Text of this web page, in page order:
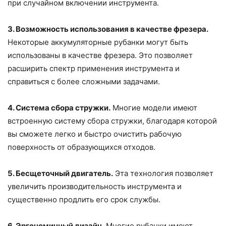
при случайном включении инструмента.
3. Возможность использования в качестве фрезера.
Некоторые аккумуляторные рубанки могут быть
использованы в качестве фрезера. Это позволяет
расширить спектр применения инструмента и
справиться с более сложными задачами.
4. Система сбора стружки. Многие модели имеют
встроенную систему сбора стружки, благодаря которой
вы сможете легко и быстро очистить рабочую
поверхность от образующихся отходов.
5. Бесщеточный двигатель. Эта технология позволяет
увеличить производительность инструмента и
существенно продлить его срок службы.